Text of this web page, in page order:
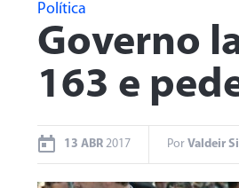
Política
Governo
163 e
13 ABR 2017 Por Valdeir